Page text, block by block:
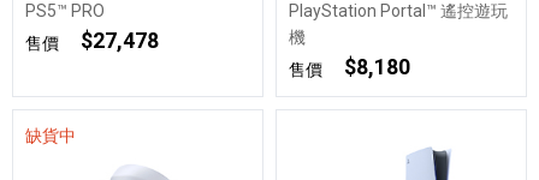
PS5™ PRO
售價
$27,478
PlayStation Portal™ 遙控遊玩
機
售價
$8,180
缺貨中